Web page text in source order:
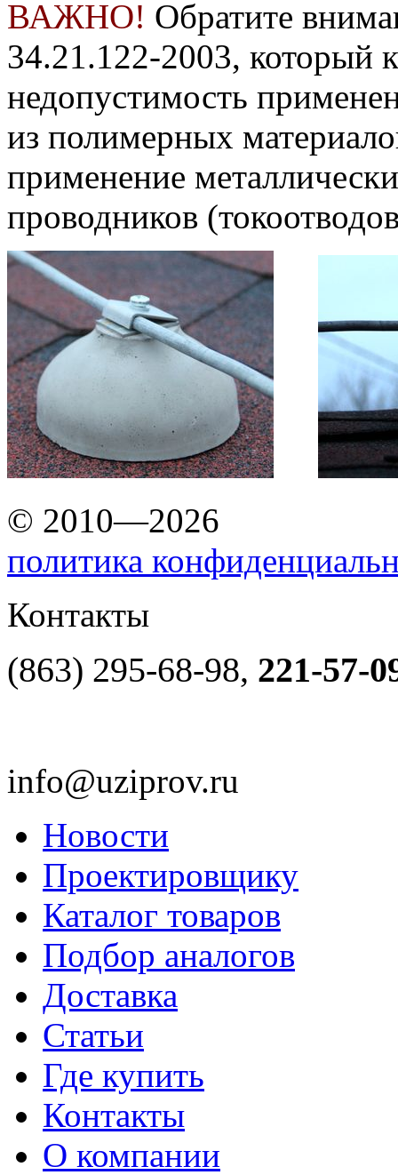
ВАЖНО! Обратите
34.21.122-2003, который
недопустимость
из полимерных
применение
проводников
© 2010—2026
политика
Контакты
(863) 295-68-98, 221-57-
info@uziprov.ru
Новости
Проектировщику
Каталог товаров
Подбор аналогов
Доставка
Статьи
Где купить
Контакты
О компании